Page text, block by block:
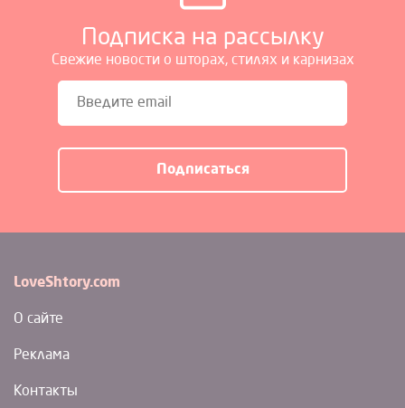
Подписка на рассылку
Свежие новости о шторах, стилях и карнизах
LoveShtory.com
О сайте
Реклама
Контакты